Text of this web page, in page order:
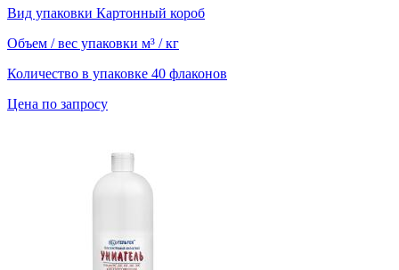
Вид упаковки Картонный короб
Объем / вес упаковки м³ / кг
Количество в упаковке 40 флаконов
Цена по запросу